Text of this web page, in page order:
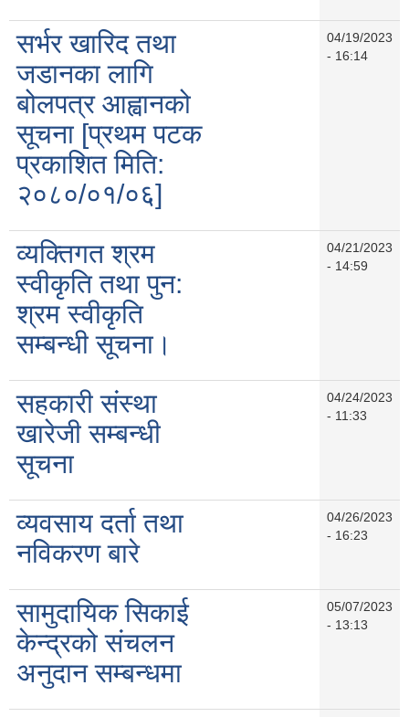
सर्भर खारिद तथा
जडानका लागि
बोलपत्र आह्वानको
सूचना [प्रथम पटक
प्रकाशित मिति:
२०८०/०१/०६]
04/19/2023
- 16:14
व्यक्तिगत श्रम
स्वीकृति तथा पुन:
श्रम स्वीकृति
सम्बन्धी सूचना।
04/21/2023
- 14:59
सहकारी संस्था
खारेजी सम्बन्धी
सूचना
04/24/2023
- 11:33
व्यवसाय दर्ता तथा
नविकरण बारे
04/26/2023
- 16:23
सामुदायिक सिकाई
केन्द्रको संचलन
अनुदान सम्बन्धमा
05/07/2023
- 13:13